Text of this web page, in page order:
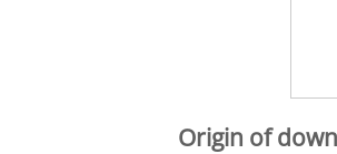
Origin of